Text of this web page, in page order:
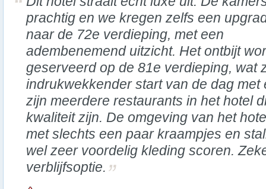
prachtig en we kregen zelfs een
naar de 72e verdieping, met een
adembenemend uitzicht. Het ontbijt
geserveerd op de 81e verdieping, wat
indrukwekkender start van de dag met
zijn meerdere restaurants in het hotel
kwaliteit zijn. De omgeving van het
met slechts een paar kraampjes en
wel zeer voordelig kleding scoren.
verblijfsoptie.